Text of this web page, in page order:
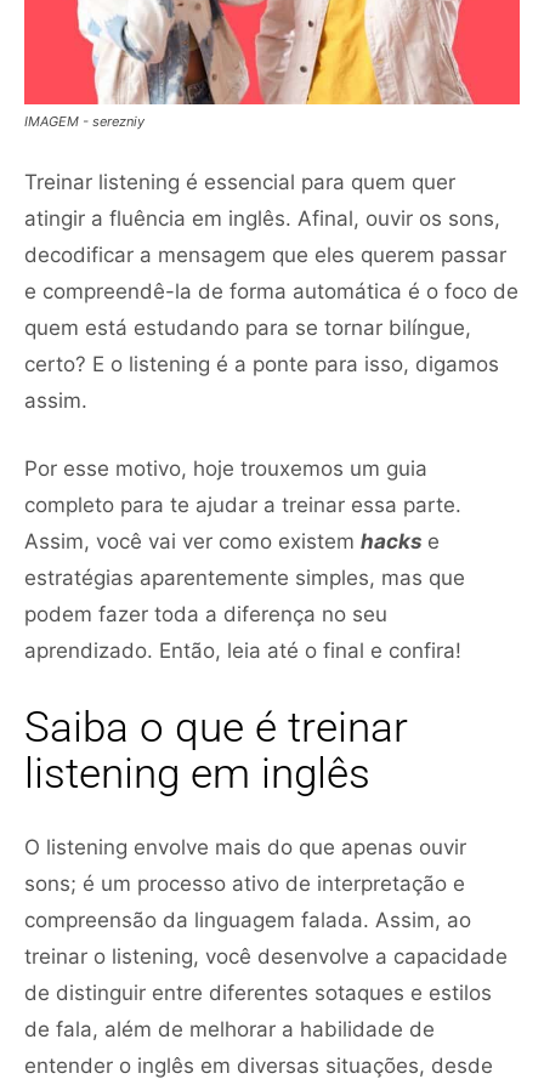
IMAGEM - serezniy
Treinar listening é essencial para quem quer
atingir a fluência em inglês. Afinal, ouvir os sons,
decodificar a mensagem que eles querem passar
e compreendê-la de forma automática é o foco de
quem está estudando para se tornar bilíngue,
certo? E o listening é a ponte para isso, digamos
assim.
Por esse motivo, hoje trouxemos um guia
completo para te ajudar a treinar essa parte.
Assim, você vai ver como existem hacks e
estratégias aparentemente simples, mas que
podem fazer toda a diferença no seu
aprendizado. Então, leia até o final e confira!
Saiba o que é treinar
listening em inglês
O listening envolve mais do que apenas ouvir
sons; é um processo ativo de interpretação e
compreensão da linguagem falada. Assim, ao
treinar o listening, você desenvolve a capacidade
de distinguir entre diferentes sotaques e estilos
de fala, além de melhorar a habilidade de
entender o inglês em diversas situações, desde